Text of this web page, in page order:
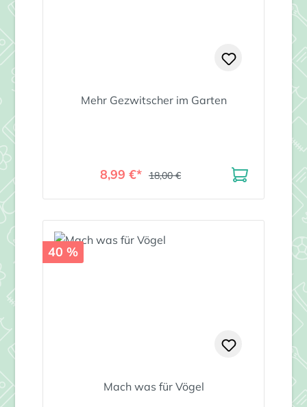
Mehr Gezwitscher im Garten
8,99 €* 18,00 €
40 %
Mach was für Vögel